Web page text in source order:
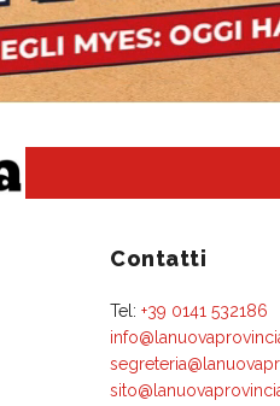
Contatti
Tel: +39 0141 532186